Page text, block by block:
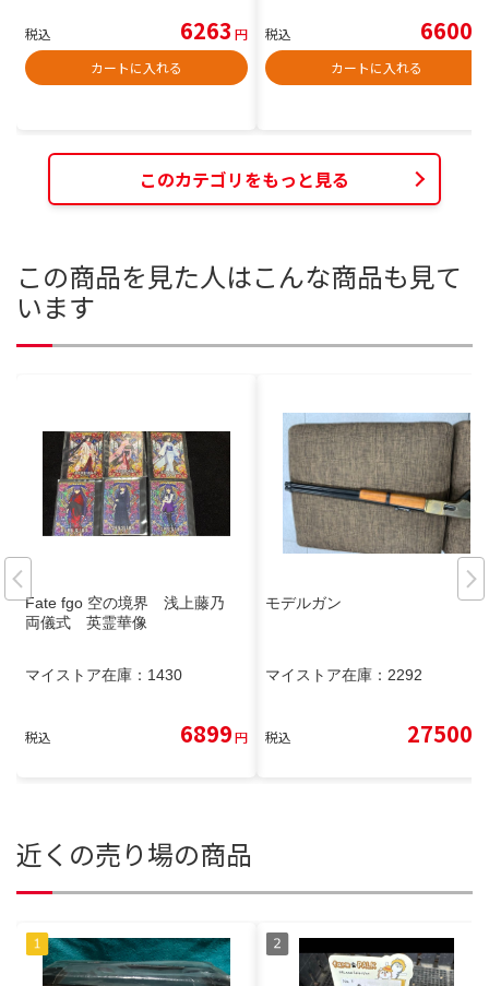
税込 6263 円
カートに入れる
税込 6600
カートに入れる
このカテゴリをもっと見る
この商品を見た人はこんな商品も見て
います
Fate fgo 空の境界 浅上藤乃
両儀式 英霊華像
マイストア在庫： 1430
税込 6899円
モデルガン
マイストア在庫： 2292
税込 27500
近くの売り場の商品